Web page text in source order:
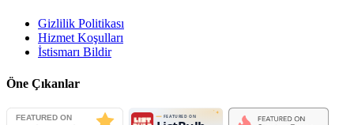
Gizlilik Politikası
Hizmet Koşulları
İstismarı Bildir
Öne Çıkanlar